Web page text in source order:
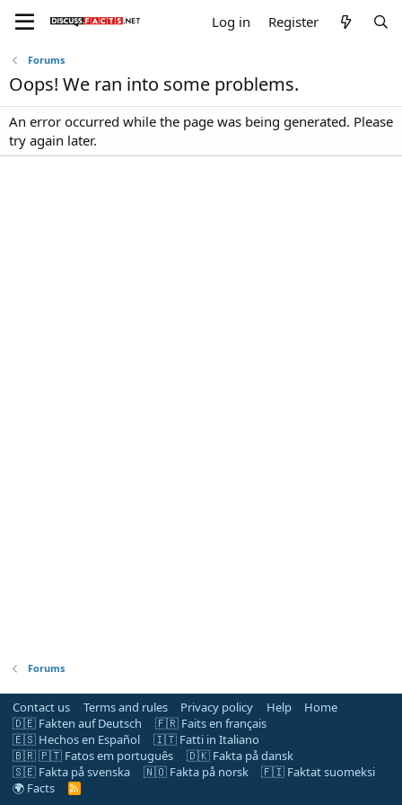
Log in Register
Forums
Oops! We ran into some problems.
An error occurred while the page was being generated. Please
try again later.
Forums
Contact us Terms and rules Privacy policy Help
Home
🇩🇪 Fakten auf Deutsch
🇫🇷 Faits en français
🇪🇸 Hechos en Español
🇮🇹 Fatti in Italiano
🇧🇷 🇵🇹 Fatos em português
🇩🇰 Fakta på dansk
🇸🇪 Fakta på svenska
🇳🇴 Fakta på norsk
🇫🇮 Faktat suomeksi
🌍 Facts
R